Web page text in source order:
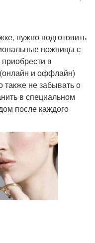
нужно подготовить
ножницы с
в
и оффлайн)
также не забывать о
в специальном
после каждого